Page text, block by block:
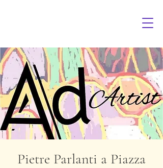
Pietre Parlanti a Piazza